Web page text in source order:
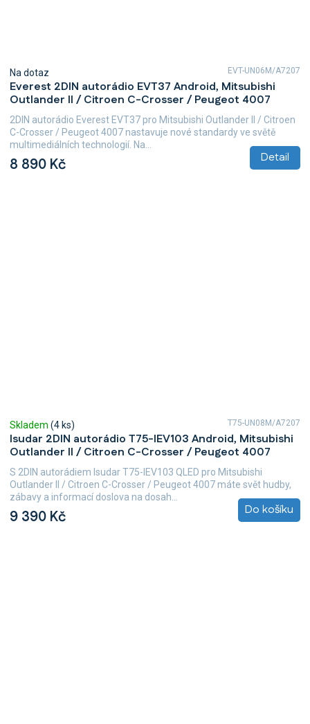
Everest 2DIN autorádio EVT37 Android, Mitsubishi
Outlander II / Citroen C-Crosser / Peugeot 4007
Na dotaz
8 890 Kč Detail
2DIN autorádio Everest EVT37 pro Mitsubishi Outlander II / Citroen
C-Crosser / Peugeot 4007 nastavuje nové standardy ve světě
multimediálních technologií. Na...
EVT-UN06M/A7207
Isudar 2DIN autorádio T75-IEV103 Android, Mitsubishi
Outlander II / Citroen C-Crosser / Peugeot 4007
Skladem (4 ks)
9 390 Kč Do košíku
S 2DIN autorádiem Isudar T75-IEV103 QLED pro Mitsubishi
Outlander II / Citroen C-Crosser / Peugeot 4007 máte svět hudby,
zábavy a informací doslova na dosah...
T75-UN08M/A7207